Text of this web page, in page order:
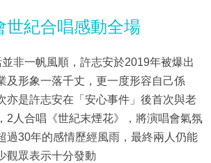
世紀合唱感動全場
非一帆風順，許志安於2019年被爆出
及形象一落千丈，更一度形容自己係
亦是許志安在「安心事件」後首次與老
2人合唱《世紀末煙花》，將演唱會氣氛
過30年的感情歷經風雨，最終兩人仍能
觀眾表示十分發動